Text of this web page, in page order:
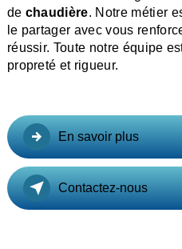
de chaudière. Notre métier
le partager avec vous
réussir. Toute notre équipe
propreté et rigueur.
En savoir plus
Contactez-nous